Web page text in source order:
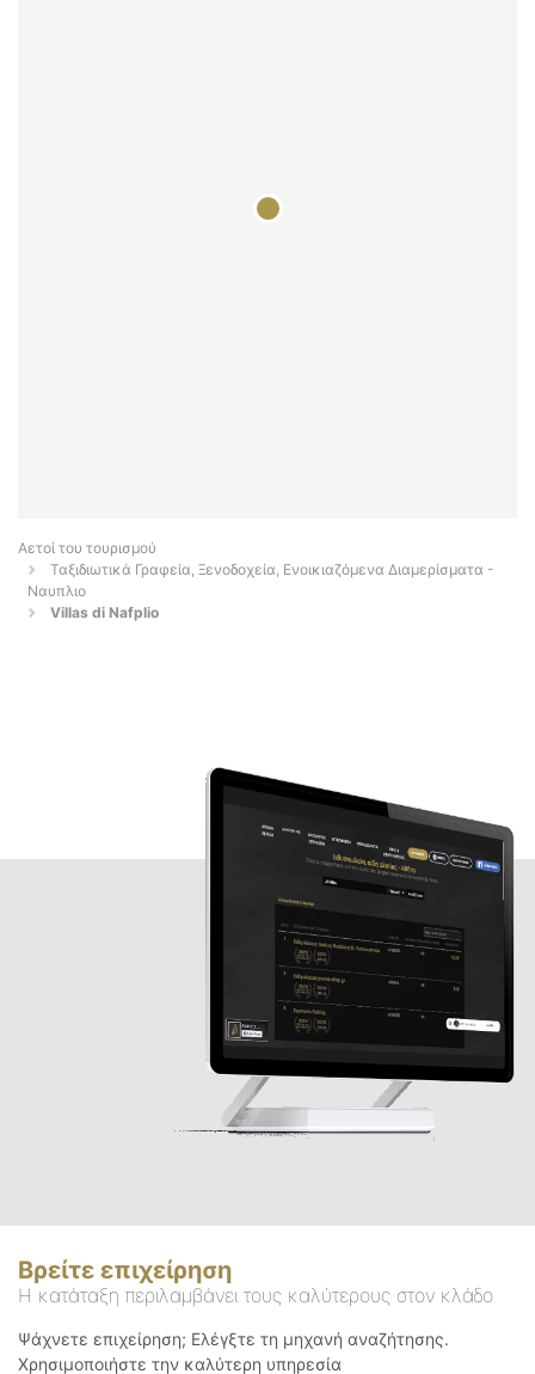
Αετοί του τουρισμού
Ταξιδιωτικά Γραφεία, Ξενοδοχεία, Ενοικιαζόμενα Διαμερίσματα -
Ναυπλιο
Villas di Nafplio
Βρείτε επιχείρηση
Η κατάταξη περιλαμβάνει τους καλύτερους στον κλάδο
Ψάχνετε επιχείρηση; Ελέγξτε τη μηχανή αναζήτησης.
Χρησιμοποιήστε την καλύτερη υπηρεσία